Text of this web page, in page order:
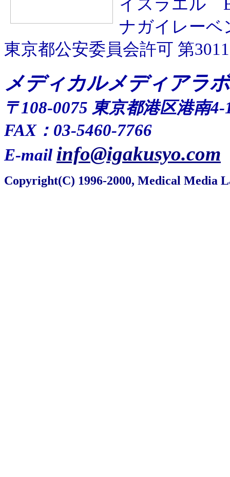
イスラエル
ナガイレー
東京都公安委員会許可 第
メディカルメディアラボ
〒108-0075 東京都港区港南
FAX：03-5460-7766
E-mail info@igakusyo.com
Copyright(C) 1996-2000, Medical Media